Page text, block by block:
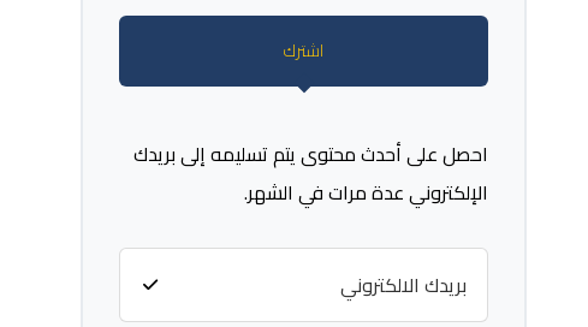
اشترك
احصل على أحدث محتوى يتم تسليمه إلى بريدك
الإلكتروني عدة مرات في الشهر.